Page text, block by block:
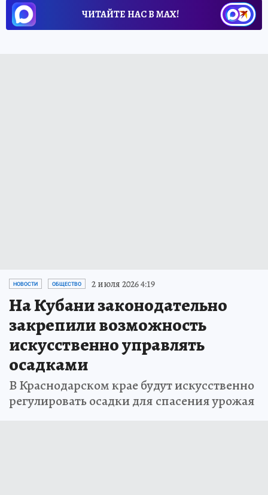
ЧИТАЙТЕ НАС В МАХ!
НОВОСТИ ОБЩЕСТВО 2 июля 2026 4:19
На Кубани законодательно
закрепили возможность
искусственно управлять
осадками
В Краснодарском крае будут искусственно
регулировать осадки для спасения урожая